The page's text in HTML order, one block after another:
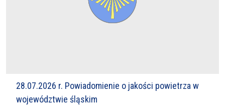
28.07.2026 r. Powiadomienie o jakości powietrza w
województwie śląskim